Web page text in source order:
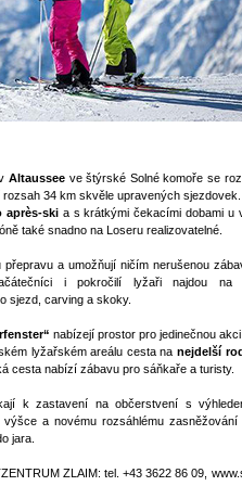
vAltaussee ve štýrské Solné komoře se
34 km skvěle upravených sjezdovek.
après-ski a s krátkými čekacími dobami u
také snadno na Loseru realizovatelné.
přepravu a umožňují ničím nerušenou
i pokročilí lyžaři najdou na
sjezd, carving a skoky.
nabízejí prostor pro jedinečnou
lyžařském areálu cesta na nejdelší
cesta nabízí zábavu pro sáňkaře a turisty.
k zastavení na občerstvení s
a novému rozsáhlému zasněžování
jara.
ZLAIM: tel. +43 3622 86 09,